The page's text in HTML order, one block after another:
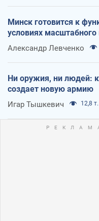
Минск готовится к
условиях масштабного
Александр Левченко
Ни оружия, ни людей:
создает новую армию
Игар Тышкевич 12,8 т.